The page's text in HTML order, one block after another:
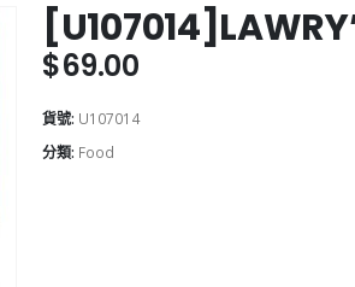
$69.00
貨號: U107014
分類: Food